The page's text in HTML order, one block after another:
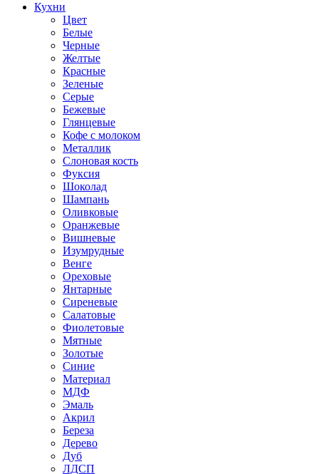
Кухни
Цвет
Белые
Черные
Желтые
Красные
Зеленые
Серые
Бежевые
Глянцевые
Кофе с молоком
Металлик
Слоновая кость
Фуксия
Шоколад
Шампань
Оливковые
Оранжевые
Вишневые
Изумрудные
Венге
Ореховые
Янтарные
Сиреневые
Салатовые
Фиолетовые
Мятные
Золотые
Синие
Материал
МДФ
Эмаль
Акрил
Береза
Дерево
Дуб
ЛДСП